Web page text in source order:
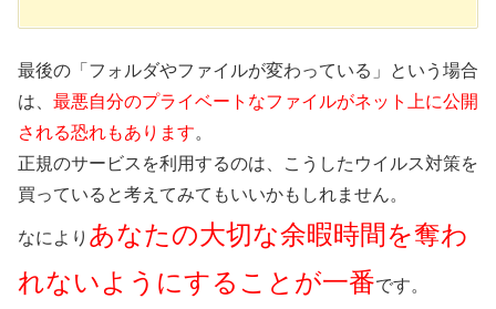
最後の「フォルダやファイルが変わっている」という場合
は、 最悪自分のプライベートなファイルがネット上に公開
される恐れもあります。
正規のサービスを利用するのは、こうしたウイルス対策を
買っていると考えてみてもいいかもしれません。
なにより あなたの大切な余暇時間を奪わ
れないようにすることが一番です。